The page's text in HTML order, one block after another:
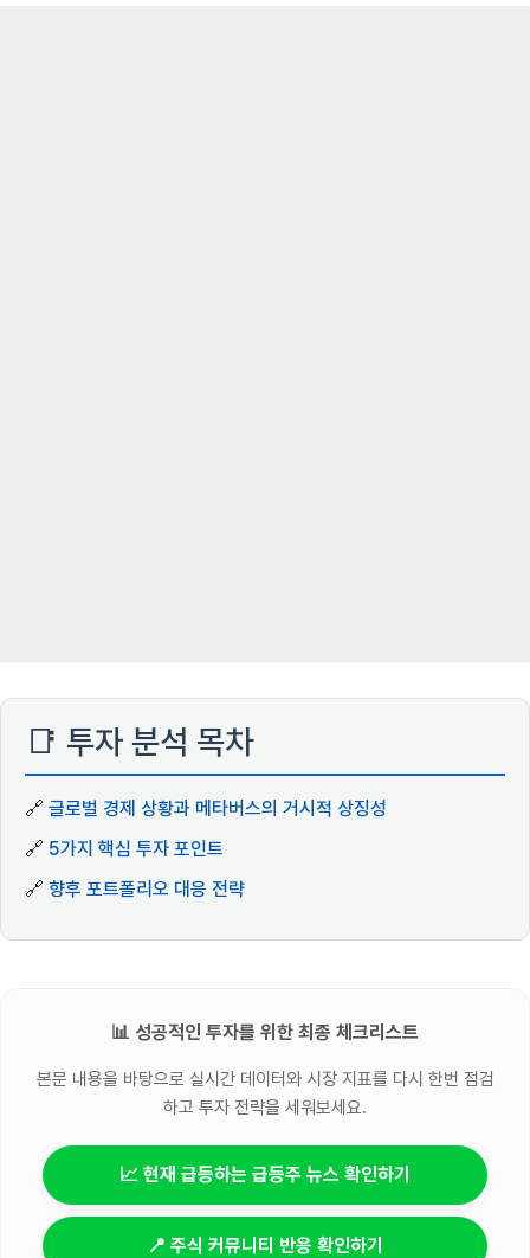
📑 투자 분석 목차
🔗 글로벌 경제 상황과 메타버스의 거시적 상징성
🔗 5가지 핵심 투자 포인트
🔗 향후 포트폴리오 대응 전략
📊 성공적인 투자를 위한 최종 체크리스트
본문 내용을 바탕으로 실시간 데이터와 시장 지표를 다시 한번 점검
하고 투자 전략을 세워보세요.
📈 현재 급등하는 급등주 뉴스 확인하기
📍 주식 커뮤니티 반응 확인하기